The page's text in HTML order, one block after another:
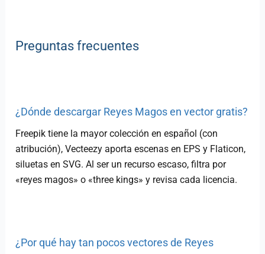
Preguntas frecuentes
¿Dónde descargar Reyes Magos en vector gratis?
Freepik tiene la mayor colección en español (con
atribución), Vecteezy aporta escenas en EPS y Flaticon,
siluetas en SVG. Al ser un recurso escaso, filtra por
«reyes magos» o «three kings» y revisa cada licencia.
¿Por qué hay tan pocos vectores de Reyes